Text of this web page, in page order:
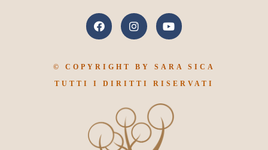
© COPYRIGHT BY SARA SICA
TUTTI I DIRITTI RISERVATI